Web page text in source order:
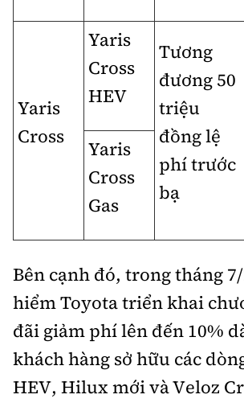
Yaris
Cross
Yaris
Cross
HEV
Tương
đương 50
triệu
đồng lệ
phí trước
bạ
Yaris
Cross
Gas
Bên cạnh đó, trong tháng
hiểm Toyota triển khai
đãi giảm phí lên đến 10%
khách hàng sở hữu các
HEV, Hilux mới và Veloz